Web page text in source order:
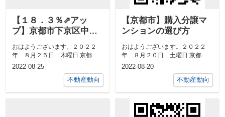
【１８．３％⇗アッ
プ】京都市下京区中古
約㎡単価前年対比
おはようございます。２０２２
年 ８月２５日 木曜日 京都市
中京区 最高気温３２度、 最低
2022-08-25
不動産動向
【京都市】購入分譲マ
ンションの選び方
おはようございます。２０２２
年 ８月２０日 土曜日 京都市
中京区 最高気温３３度、 最低
2022-08-20
不動産動向